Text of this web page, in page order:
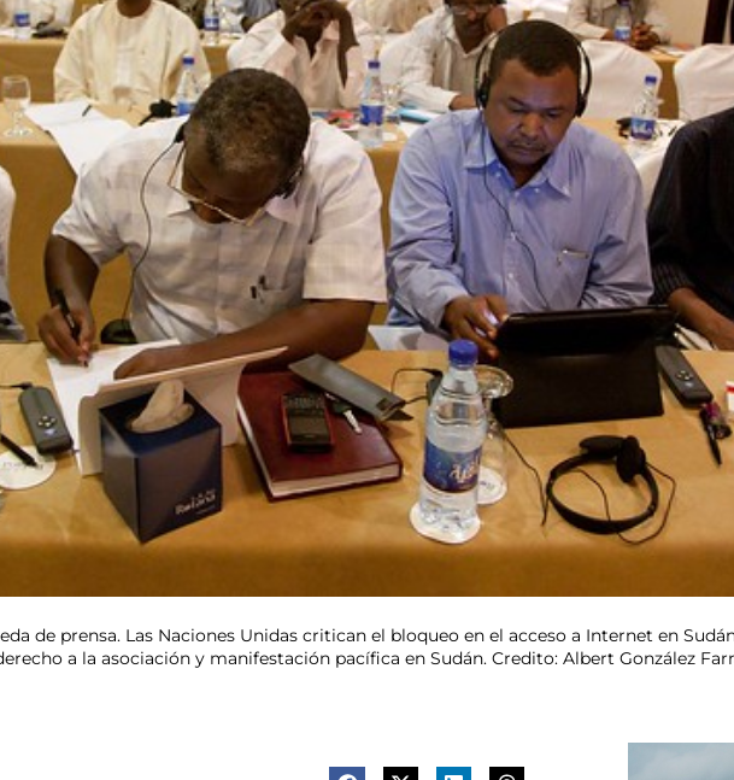
de prensa. Las Naciones Unidas critican el bloqueo en el acceso a Internet en
a la asociación y manifestación pacífica en Sudán. Credito: Albert González